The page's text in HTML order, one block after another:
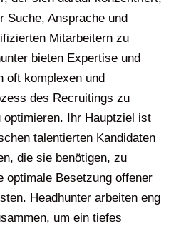
Suche, Ansprache und
Mitarbeitern zu
bieten Expertise und
oft komplexen und
des Recruitings zu
optimieren. Ihr Hauptziel ist
talentierten Kandidaten
die sie benötigen, zu
optimale Besetzung offener
Headhunter arbeiten eng
um ein tiefes